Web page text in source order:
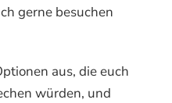
gerne besuchen
aus, die euch
würden, und